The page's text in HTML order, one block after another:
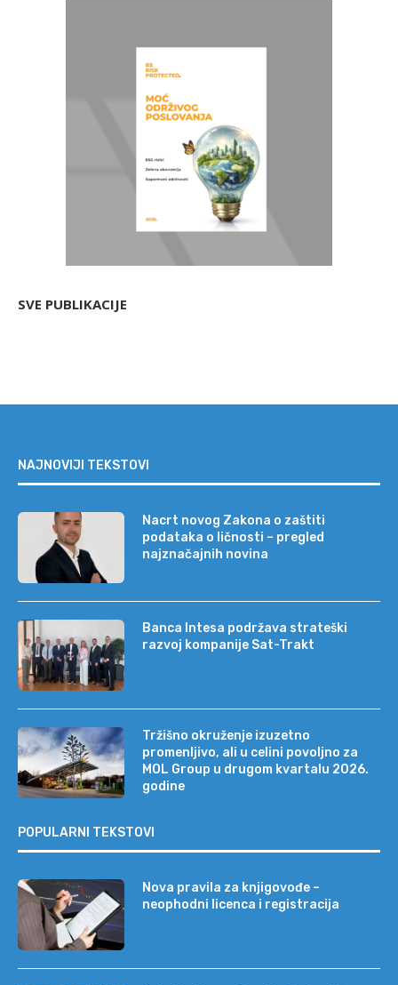
SVE PUBLIKACIJE
NAJNOVIJI TEKSTOVI
Nacrt novog Zakona o zaštiti
podataka o ličnosti – pregled
najznačajnih novina
Banca Intesa podržava strateški
razvoj kompanije Sat-Trakt
Tržišno okruženje izuzetno
promenljivo, ali u celini povoljno za
MOL Group u drugom kvartalu 2026.
godine
POPULARNI TEKSTOVI
Nova pravila za knjigovođe –
neophodni licenca i registracija